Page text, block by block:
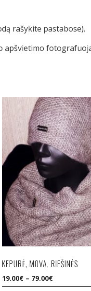
rašykite pastabose).
apšvietimo
KEPURĖ, MOVA, RIEŠINĖS
19.00€– 79.00€